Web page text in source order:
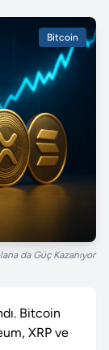
Bitcoin
da Güç Kazanıyor
Bitcoin
XRP ve